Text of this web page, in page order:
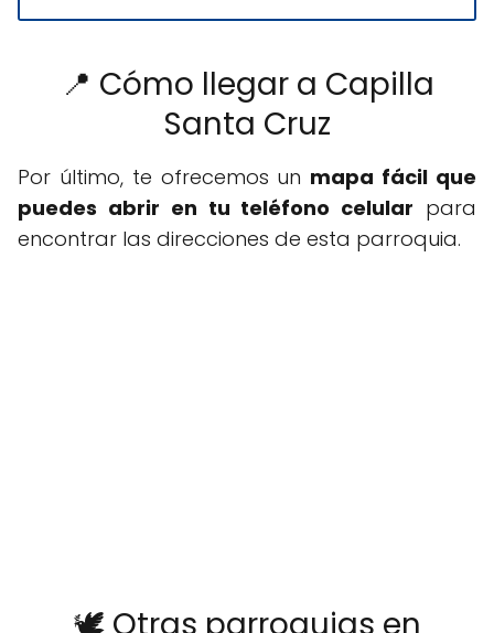
📍 Cómo llegar a Capilla
Santa Cruz
Por último, te ofrecemos un mapa fácil que
puedes abrir en tu teléfono celular para
encontrar las direcciones de esta parroquia.